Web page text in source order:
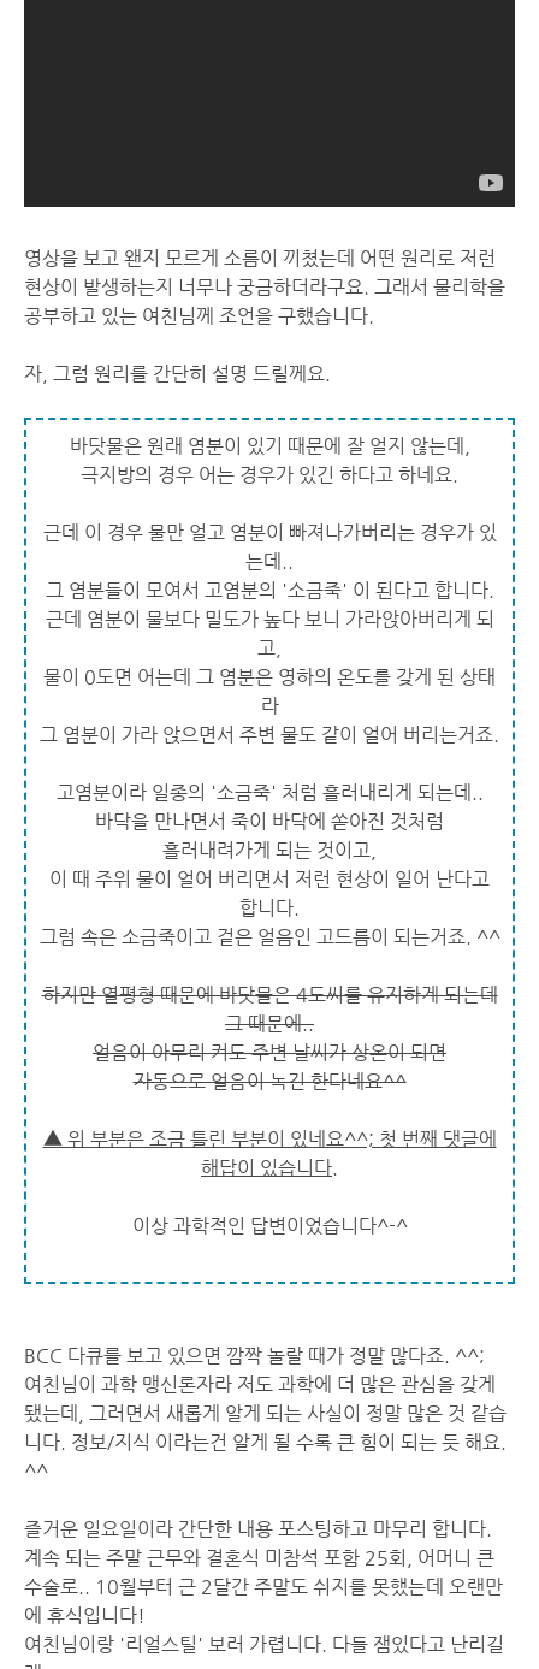
영상을 보고 왠지 모르게 소름이 끼쳤는데 어떤 원리로 저런
현상이 발생하는지 너무나 궁금하더라구요. 그래서 물리학을
공부하고 있는 여친님께 조언을 구했습니다.
자, 그럼 원리를 간단히 설명 드릴께요.
바닷물은 원래 염분이 있기 때문에 잘 얼지 않는데,
극지방의 경우 어는 경우가 있긴 하다고 하네요.
근데 이 경우 물만 얼고 염분이 빠져나가버리는 경우가 있
는데..
그 염분들이 모여서 고염분의 '소금죽' 이 된다고 합니다.
근데 염분이 물보다 밀도가 높다 보니 가라앉아버리게 되
고,
물이 0도면 어는데 그 염분은 영하의 온도를 갖게 된 상태
라
그 염분이 가라 앉으면서 주변 물도 같이 얼어 버리는거죠.
고염분이라 일종의 '소금죽' 처럼 흘러내리게 되는데..
바닥을 만나면서 죽이 바닥에 쏟아진 것처럼
흘러내려가게 되는 것이고,
이 때 주위 물이 얼어 버리면서 저런 현상이 일어 난다고
합니다.
그럼 속은 소금죽이고 겉은 얼음인 고드름이 되는거죠. ^^
하지만 열평형 때문에 바닷물은 4도씨를 유지하게 되는데
그 때문에..
얼음이 아무리 커도 주변 날씨가 상온이 되면
자동으로 얼음이 녹긴 한다네요^^
▲ 위 부분은 조금 틀린 부분이 있네요^^; 첫 번째 댓글에
해답이 있습니다.
이상 과학적인 답변이었습니다^-^
BCC 다큐를 보고 있으면 깜짝 놀랄 때가 정말 많다죠. ^^;
여친님이 과학 맹신론자라 저도 과학에 더 많은 관심을 갖게
됐는데, 그러면서 새롭게 알게 되는 사실이 정말 많은 것 같습
니다. 정보/지식 이라는건 알게 될 수록 큰 힘이 되는 듯 해요.
^^
즐거운 일요일이라 간단한 내용 포스팅하고 마무리 합니다.
계속 되는 주말 근무와 결혼식 미참석 포함 25회, 어머니 큰
수술로.. 10월부터 근 2달간 주말도 쉬지를 못했는데 오랜만
에 휴식입니다!
여친님이랑 '리얼스틸' 보러 가렵니다. 다들 잼있다고 난리길